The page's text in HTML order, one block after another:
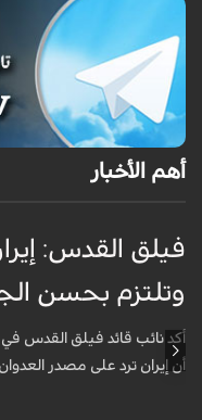
أهم الأخبار
فيلق القدس:
وتلتزم بحسن
أكد نائب قائد فيلق القدس
أن إيران ترد على مصدر